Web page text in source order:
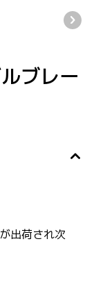
ブレー
出荷され次